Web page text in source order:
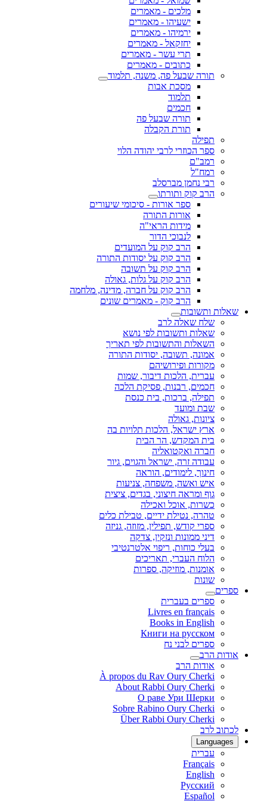
מלכים - מאמרים
ישעיהו - מאמרים
ירמיהו - מאמרים
יחזקאל - מאמרים
תרי עשר - מאמרים
כתובים - מאמרים
תורה שבעל פה, משנה, תלמוד
מסכת אבות
תלמוד
חכמים
תורה שבעל פה
תורת הקבלה
תפילה
ספר הכוזרי לרבי יהודה הלוי
רמב"ם
רמח"ל
רבי נחמן מברסלב
הרב קוק ותורתו
ספר אורות - סיכומי שיעורים
אורות התורה
מידות הראי"ה
לנבוכי הדור
הרב קוק על המועדים
הרב קוק על יסודות התורה
הרב קוק על תשובה
הרב קוק על גלות, גאולה
הרב קוק על חברה, מדינה, מלחמה
הרב קוק - מאמרים שונים
שאלות ותשובות
שלח שאלה לרב
שאלות ותשובות לפי נושא
השאלות והתשובות לפי תאריך
אמונה, תשובה, יסודות התורה
מקורות ופירושיהם
עברית, הלכות דיבור, שמות
חכמים, רבנות, פסיקת הלכה
תפילה, ברכות, בית כנסת
שבת ומועד
ציונות, גאולה
ארץ ישראל, הלכות תלויות בה
בית המקדש, הר הבית
חברה ואקטואליה
עבודה זרה, ישראל והגוים, גיור
חינוך, לימודים, הוראה
איש ואשה, משפחה, צניעות
גוף ומראה חיצוני, בגדים, ציצית
כשרות, אוכל ואכילה
טהרה, נטילת ידיים, טבילת כלים
ספרי קודש, תפילין, מזוזה, גניזה
דיני ממונות ונזקין, צדקה
בעלי כוחות, ריפוי אלטרנטיבי
הלוח העברי, תאריכים
אומנות, מוזיקה, ספרות
שונות
ספרים
ספרים בעברית
Livres en français
Books in English
Книги на русском
ספרים לבני נח
אודות הרב
אודות הרב
À propos du Rav Oury Cherki
About Rabbi Oury Cherki
О раве Ури Шерки
Sobre Rabino Oury Cherki
Über Rabbi Oury Cherki
לכתוב לרב
Languages
עברית
Français
English
Русский
Español